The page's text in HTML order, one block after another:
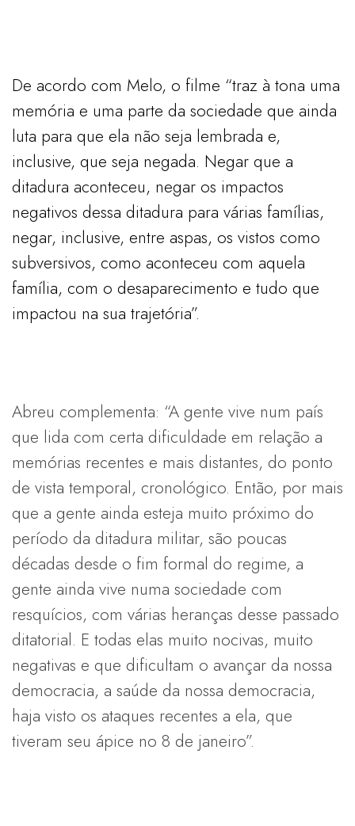
De acordo com Melo, o filme “traz à tona uma
memória e uma parte da sociedade que ainda
luta para que ela não seja lembrada e,
inclusive, que seja negada. Negar que a
ditadura aconteceu, negar os impactos
negativos dessa ditadura para várias famílias,
negar, inclusive, entre aspas, os vistos como
subversivos, como aconteceu com aquela
família, com o desaparecimento e tudo que
impactou na sua trajetória”.
Abreu complementa: “A gente vive num país
que lida com certa dificuldade em relação a
memórias recentes e mais distantes, do ponto
de vista temporal, cronológico. Então, por mais
que a gente ainda esteja muito próximo do
período da ditadura militar, são poucas
décadas desde o fim formal do regime, a
gente ainda vive numa sociedade com
resquícios, com várias heranças desse passado
ditatorial. E todas elas muito nocivas, muito
negativas e que dificultam o avançar da nossa
democracia, a saúde da nossa democracia,
haja visto os ataques recentes a ela, que
tiveram seu ápice no 8 de janeiro”.